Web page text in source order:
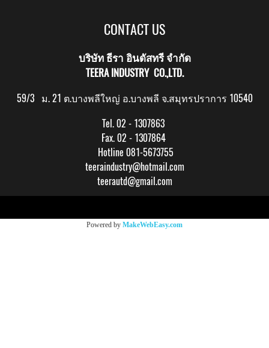
CONTACT US
บริษัท ธีรา อินดัสทรี จำกัด
TEERA INDUSTRY CO.,LTD.
59/3 ม. 21 ต.บางพลีใหญ่ อ.บางพลี จ.สมุทรปราการ 10540
Tel. 02 - 1307863
Fax. 02 - 1307864
Hotline 081-5673755
teeraindustry@hotmail.com
teerautd@gmail.com
Powered by MakeWebEasy.com